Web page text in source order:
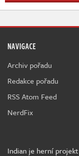
NAVIGACE
Archiv pořadu
Redakce pořadu
RSS Atom Feed
NerdFix
Indian je herní